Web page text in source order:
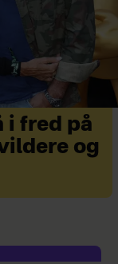
i fred på
og